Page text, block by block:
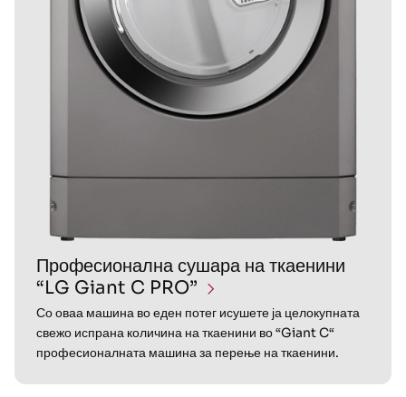
Професионална сушара на ткаенини
“LG Giant C PRO”
Со оваа машина во еден потег исушете ја целокупната
свежо испрана количина на ткаенини во “Giant C“
професионалната машина за перење на ткаенини.